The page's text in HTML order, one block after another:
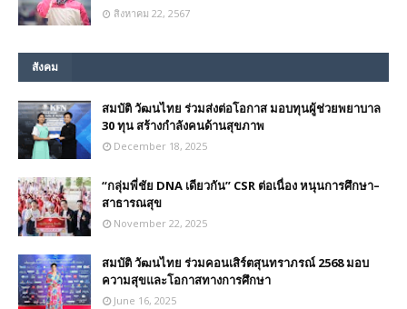
สิงหาคม 22, 2567
สังคม
สมบัติ วัฒนไทย ร่วมส่งต่อโอกาส มอบทุนผู้ช่วยพยาบาล
30 ทุน สร้างกำลังคนด้านสุขภาพ
December 18, 2025
“กลุ่มพี่ชัย DNA เดียวกัน” CSR ต่อเนื่อง หนุนการศึกษา–
สาธารณสุข
November 22, 2025
สมบัติ วัฒนไทย ร่วมคอนเสิร์ตสุนทราภรณ์ 2568 มอบ
ความสุขและโอกาสทางการศึกษา
June 16, 2025